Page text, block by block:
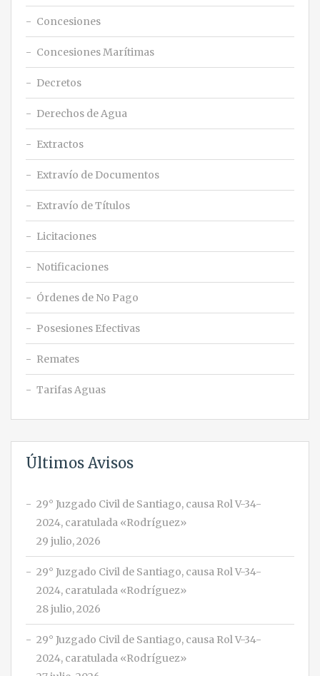
Concesiones
Concesiones Marítimas
Decretos
Derechos de Agua
Extractos
Extravío de Documentos
Extravío de Títulos
Licitaciones
Notificaciones
Órdenes de No Pago
Posesiones Efectivas
Remates
Tarifas Aguas
Últimos Avisos
29° Juzgado Civil de Santiago, causa Rol V-34-
2024, caratulada «Rodríguez»
29 julio, 2026
29° Juzgado Civil de Santiago, causa Rol V-34-
2024, caratulada «Rodríguez»
28 julio, 2026
29° Juzgado Civil de Santiago, causa Rol V-34-
2024, caratulada «Rodríguez»